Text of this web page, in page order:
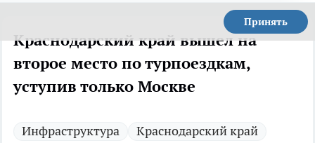
Принять
Краснодарский край вышел на
второе место по турпоездкам,
уступив только Москве
Инфраструктура
Краснодарский край